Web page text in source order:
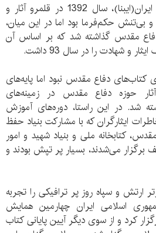
به گزارش خبرگزاری کتاب ایران(ایبنا)، سال 1392 در قلمرو آثار و
بی‌تنش حکم‌فرما بود اما در این میان،
دفاع مقدس گذاشته شد که بر اساس آن
و شهادت را در سال 93 داشت.
برای کتاب‌های دفاع مقدس نبود اما پایه‌های
حوزه دفاع مقدس در زمینه‌های
شد. در این راستا، دوره‌های آموزش
ایثارگران که با مشارکت بنیاد حفظ
کتابخانه ملی و بنیاد شهید و امور
برگزار می‌شدند، بسیار پر تپش بودند و
برتر ارتش و سپاه روز پر ترافیکی را تجربه
اسلامی ایران چهارمین همایش
کرد و از سوی دیگر آیین پایانی کتاب